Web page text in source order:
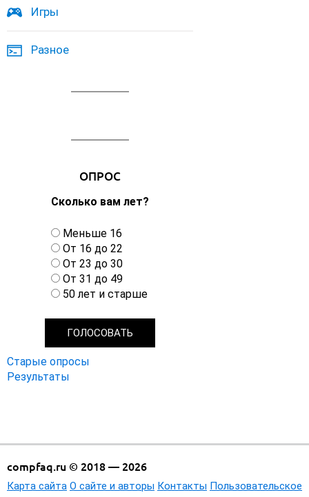
Игры
Разное
ОПРОС
Сколько вам лет?
В
а
р
и
а
Меньше 16
От 16 до 22
От 23 до 30
От 31 до 49
50 лет и старше
Старые опросы
Результаты
compfaq.ru © 2018 — 2026
Карта сайта О сайте и авторы Контакты Пользовательское